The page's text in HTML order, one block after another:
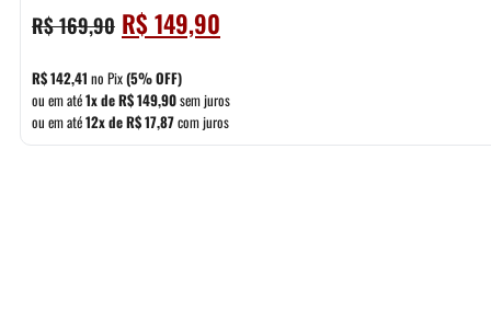
R$169,90 O
preço
original
era:
R$ 169,90.
R$149,90
preço
é:
R$ 149,90.
R$142,41 no Pix(5% OFF)
ou em até1x deR$149,90sem juros
ou em até12x deR$17,87com juros